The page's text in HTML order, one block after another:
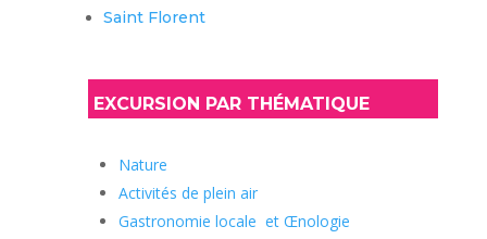
Saint Florent
EXCURSION PAR THÉMATIQUE
Nature
Activités de plein air
Gastronomie locale et Œnologie